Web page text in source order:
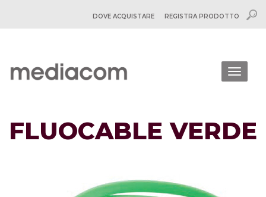
DOVE ACQUISTARE REGISTRA PRODOTTO
FLUOCABLE VERDE